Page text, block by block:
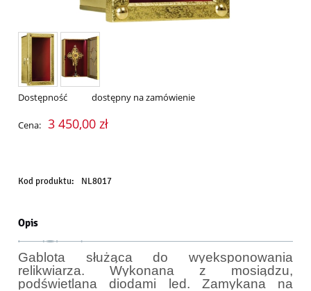
Dostępność dostępny na zamówienie
Cena: 3 450,00 zł
Kod produktu: NL8017
Opis
Gablota służąca do wyeksponowania
relikwiarza. Wykonana z mosiądzu,
podświetlana diodami led. Zamykana na